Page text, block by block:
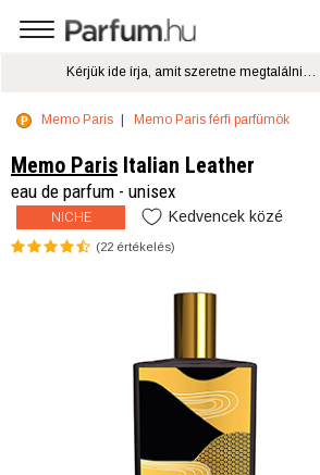
Memo Paris Memo Paris férfi parfümök
Memo Paris Italian Leather
eau de parfum - unisex
NICHE Kedvencek közé
(22 értékelés)